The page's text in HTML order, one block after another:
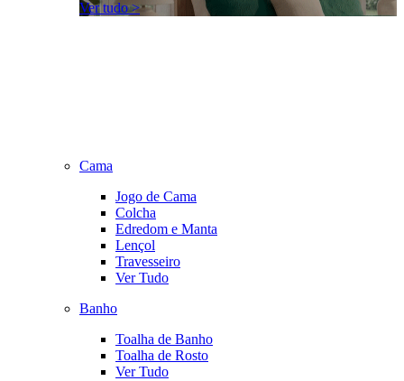
Ver tudo >
Cama
Jogo de Cama
Colcha
Edredom e Manta
Lençol
Travesseiro
Ver Tudo
Banho
Toalha de Banho
Toalha de Rosto
Ver Tudo